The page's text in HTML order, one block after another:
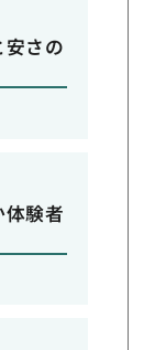
さの
験者